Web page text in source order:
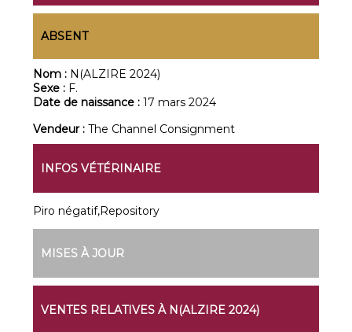
ABSENT
Nom : N(ALZIRE 2024)
Sexe : F.
Date de naissance :17 mars 2024
Vendeur :The Channel Consignment
INFOS VÉTÉRINAIRE
Piro négatif,Repository
MISES À JOUR
VENTES RELATIVES À N(ALZIRE 2024)